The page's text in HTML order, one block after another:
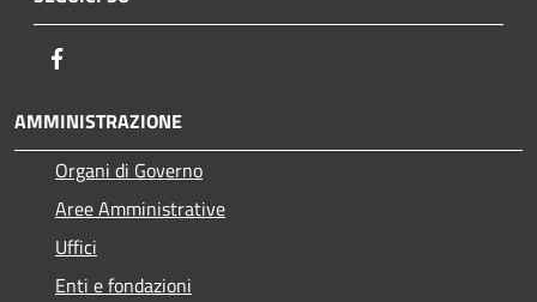
AMMINISTRAZIONE
Organi di Governo
Aree Amministrative
Uffici
Enti e fondazioni